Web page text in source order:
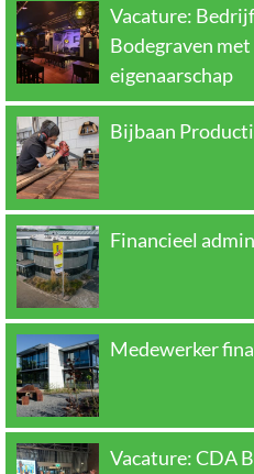
Vacature:
Bodegraven
eigenaarschap
Bijbaan
Financieel
Medewerker
Vacature: CDA